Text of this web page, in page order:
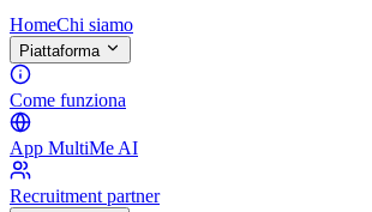
HomeChi siamo
Piattaforma
Come funziona
App MultiMe AI
Recruitment partner